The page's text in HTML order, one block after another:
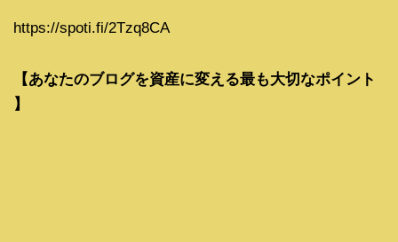
https://spoti.fi/2Tzq8CA
【あなたのブログを資産に変える最も大切なポイント
】